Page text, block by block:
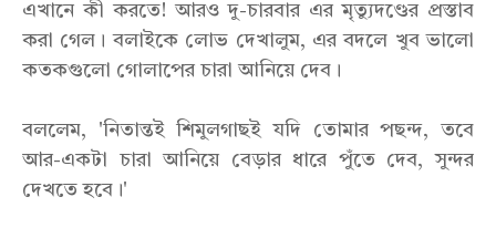
এখানে কী করতে! আরও দু-চারবার এর মৃত্যুদণ্ডের প্রস্তাব
করা গেল। বলাইকে লোভ দেখালুম, এর বদলে খুব ভালো
কতকগুলো গোলাপের চারা আনিয়ে দেব।
বললেম, 'নিতান্তই শিমুলগাছই যদি তোমার পছন্দ, তবে
আর-একটা চারা আনিয়ে বেড়ার ধারে পুঁতে দেব, সুন্দর
দেখতে হবে।'